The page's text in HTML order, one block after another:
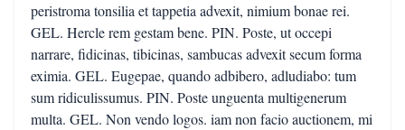
peristroma tonsilia et tappetia advexit, nimium bonae rei.
GEL. Hercle rem gestam bene. PIN. Poste, ut occepi
narrare, fidicinas, tibicinas, sambucas advexit secum forma
eximia. GEL. Eugepae, quando adbibero, adludiabo: tum
sum ridiculissumus. PIN. Poste unguenta multigenerum
multa. GEL. Non vendo logos. iam non facio auctionem, mi